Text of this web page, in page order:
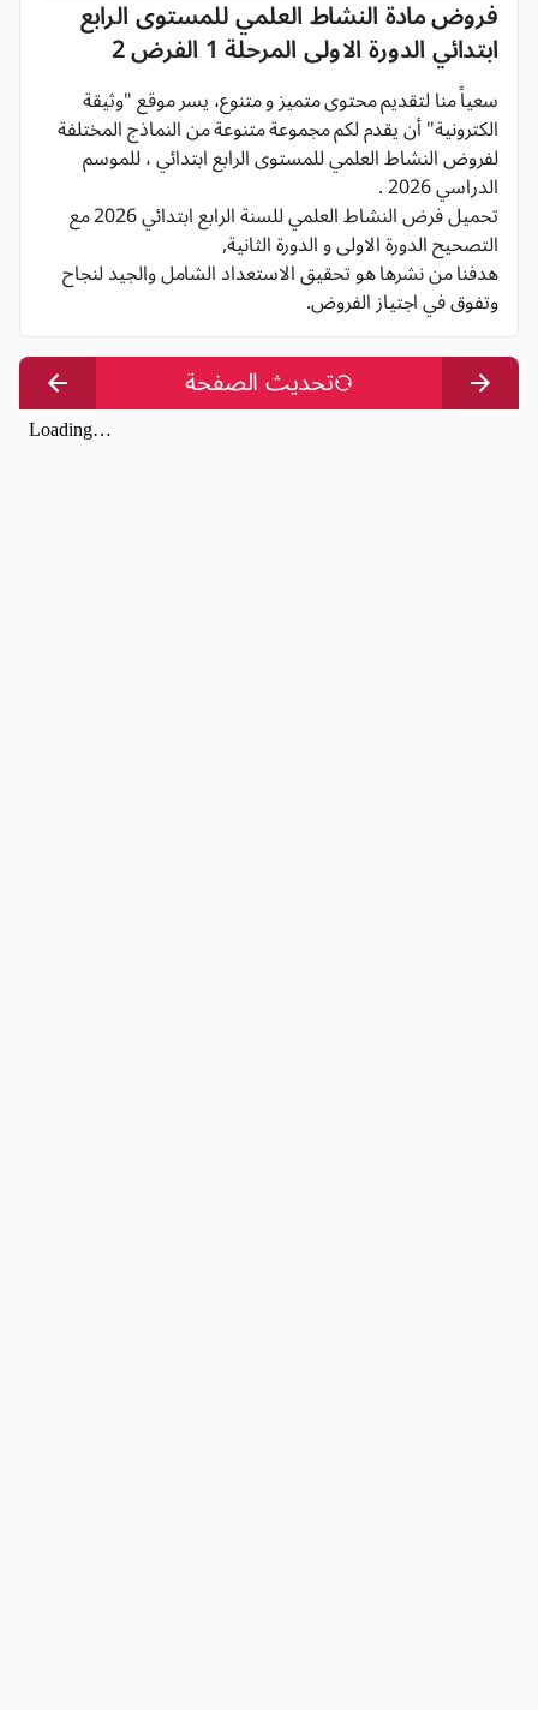
فروض مادة النشاط العلمي للمستوى الرابع
ابتدائي الدورة الاولى المرحلة 1 الفرض 2
سعياً منا لتقديم محتوى متميز و متنوع، يسر موقع "وثيقة
الكترونية" أن يقدم لكم مجموعة متنوعة من النماذج المختلفة
لفروض النشاط العلمي للمستوى الرابع ابتدائي ، للموسم
الدراسي 2026 .
تحميل فرض النشاط العلمي للسنة الرابع ابتدائي 2026 مع
التصحيح الدورة الاولى و الدورة الثانية,
هدفنا من نشرها هو تحقيق الاستعداد الشامل والجيد لنجاح
وتفوق في اجتياز الفروض.
تحديث الصفحة